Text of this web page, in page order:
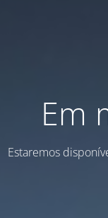
Em
Estaremos